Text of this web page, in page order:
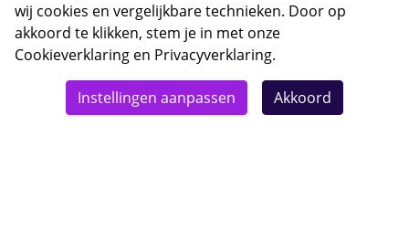
© 2026 Bebsy.nl
wij cookies en vergelijkbare technieken. Door op
akkoord te klikken, stem je in met onze
Cookieverklaring en Privacyverklaring.
Instellingen aanpassen Akkoord